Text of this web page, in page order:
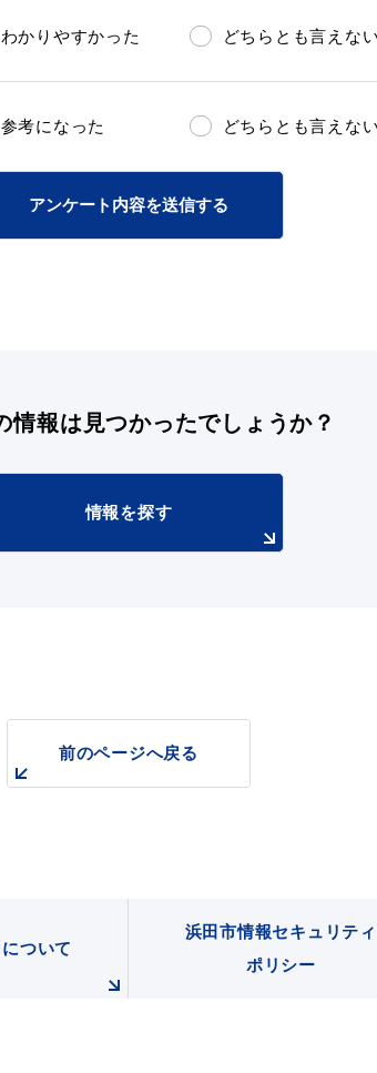
わかりやすかった どちらとも言えない
参考になった どちらとも言えない
アンケート内容を送信する
情報は 見つかったでしょうか？
情報を探す
前のページへ戻る
ついて
浜田市情報セキュリティ
ポリシー